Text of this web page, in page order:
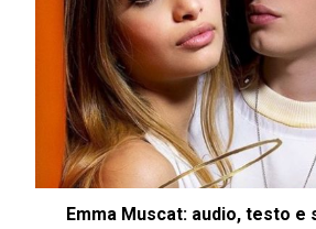
Emma Muscat: audio, testo e